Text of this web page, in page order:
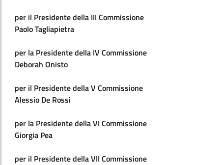
per il Presidente della III Commissione
Paolo Tagliapietra
per la Presidente della IV Commissione
Deborah Onisto
per il Presidente della V Commissione
Alessio De Rossi
per la Presidente della VI Commissione
Giorgia Pea
per il Presidente della VII Commissione